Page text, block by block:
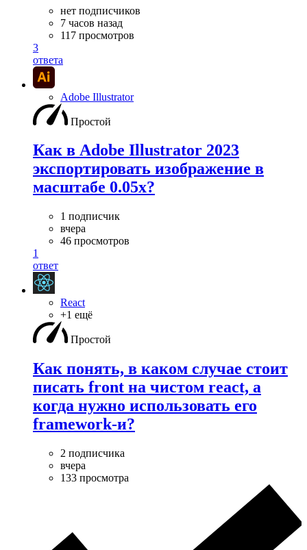
нет подписчиков
7 часов назад
117 просмотров
3
ответа
Adobe Illustrator
Простой
Как в Adobe Illustrator 2023
экспортировать изображение в
масштабе 0.05x?
1 подписчик
вчера
46 просмотров
1
ответ
React
+1 ещё
Простой
Как понять, в каком случае стоит
писать front на чистом react, а
когда нужно использовать его
framework-и?
2 подписчика
вчера
133 просмотра